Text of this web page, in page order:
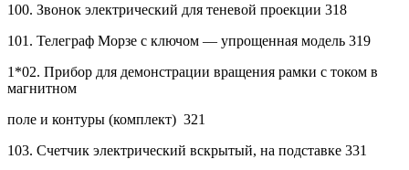
100. Звонок электрический для теневой проекции 318
101. Телеграф Морзе с ключом — упрощенная модель 319
1*02. Прибор для демонстрации вращения рамки с током в
магнитном
поле и контуры (комплект) 321
103. Счетчик электрический вскрытый, на подставке 331